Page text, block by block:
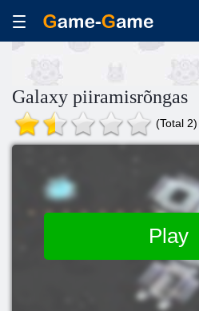
Galaxy piiramisrõngas
(Total 2)
Play